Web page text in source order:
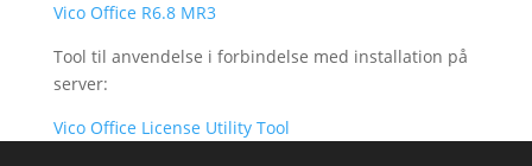
Vico Office R6.8 MR3
Tool til anvendelse i forbindelse med installation på
server:
Vico Office License Utility Tool